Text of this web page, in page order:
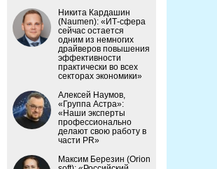
Никита Кардашин
(Naumen): «ИТ-сфера
сейчас остается
одним из немногих
драйверов повышения
эффективности
практически во всех
секторах экономики»
Алексей Наумов,
«Группа Астра»:
«Наши эксперты
профессионально
делают свою работу в
части PR»
Максим Березин (Orion